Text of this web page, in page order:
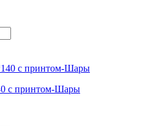
с принтом-Шары